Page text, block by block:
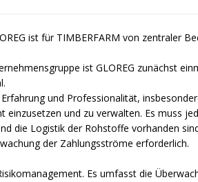
ist für TIMBERFARM von zentraler
ist GLOREG zunächst
und Professionalität,
einzusetzen und zu verwalten. Es muss
die Logistik der Rohstoffe vorhanden
der Zahlungsströme erforderlich.
Es umfasst die